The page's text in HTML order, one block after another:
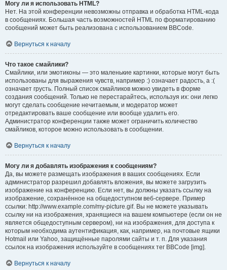
Могу ли я использовать HTML?
Нет. На этой конференции невозможны отправка и обработка HTML-кода
в сообщениях. Большая часть возможностей HTML по форматированию
сообщений может быть реализована с использованием BBCode.
Вернуться к началу
Что такое смайлики?
Смайлики, или эмотиконы — это маленькие картинки, которые могут быть
использованы для выражения чувств, например :) означает радость, а :(
означает грусть. Полный список смайликов можно увидеть в форме
создания сообщений. Только не перестарайтесь, используя их: они легко
могут сделать сообщение нечитаемым, и модератор может
отредактировать ваше сообщение или вообще удалить его.
Администратор конференции также может ограничить количество
смайликов, которое можно использовать в сообщении.
Вернуться к началу
Могу ли я добавлять изображения к сообщениям?
Да, вы можете размещать изображения в ваших сообщениях. Если
администратор разрешил добавлять вложения, вы можете загрузить
изображение на конференцию. Если нет, вы должны указать ссылку на
изображение, сохранённое на общедоступном веб-сервере. Пример
ссылки: http://www.example.com/my-picture.gif. Вы не можете указывать
ссылку ни на изображения, хранящиеся на вашем компьютере (если он не
является общедоступным сервером), ни на изображения, для доступа к
которым необходима аутентификация, как, например, на почтовые ящики
Hotmail или Yahoo, защищённые паролями сайты и т. п. Для указания
ссылок на изображения используйте в сообщениях тег BBCode [img].
Вернуться к началу